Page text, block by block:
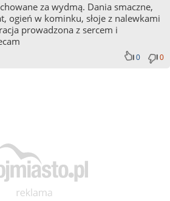
za wydmą. Dania smaczne,
ogień w kominku, słoje z nalewkami
prowadzona z sercem i
0 0